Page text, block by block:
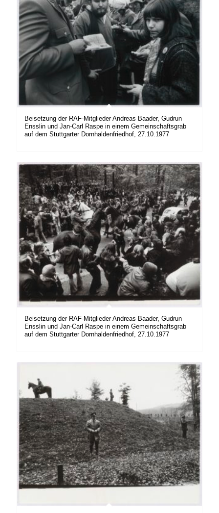
Beisetzung der RAF-Mitglieder Andreas Baader, Gudrun
Ensslin und Jan-Carl Raspe in einem Gemeinschaftsgrab
auf dem Stuttgarter Dornhaldenfriedhof, 27.10.1977
Beisetzung der RAF-Mitglieder Andreas Baader, Gudrun
Ensslin und Jan-Carl Raspe in einem Gemeinschaftsgrab
auf dem Stuttgarter Dornhaldenfriedhof, 27.10.1977